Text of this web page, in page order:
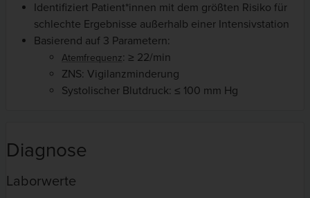
Identifiziert Patient*innen mit dem größten Risiko für
schlechte Ergebnisse außerhalb einer Intensivstation
Basierend auf 3 Parametern:
Atemfrequenz: ≥ 22/min
ZNS: Vigilanzminderung
Systolischer Blutdruck: ≤ 100 mm Hg
Diagnose
Laborwerte